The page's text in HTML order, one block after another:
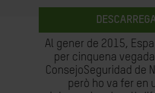
Al gener de 2015,
per cinquena
ConsejoSeguridad de
però ho va fer en